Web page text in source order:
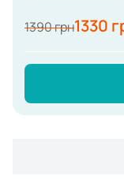
1390 грн1330